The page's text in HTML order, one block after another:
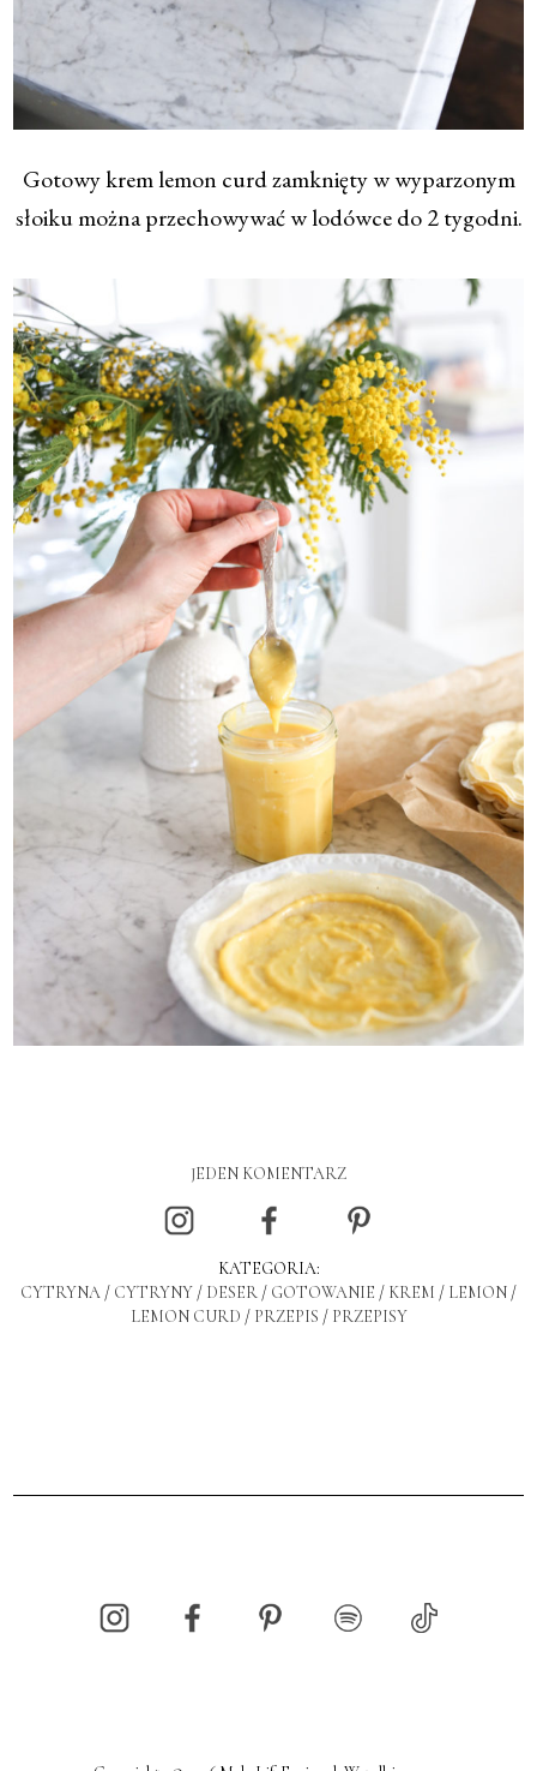
Gotowy krem lemon curd zamknięty w wyparzonym
słoiku można przechowywać w lodówce do 2 tygodni.
JEDEN KOMENTARZ
KATEGORIA:
CYTRYNA / CYTRYNY / DESER / GOTOWANIE / KREM / LEMON /
LEMON CURD / PRZEPIS / PRZEPISY